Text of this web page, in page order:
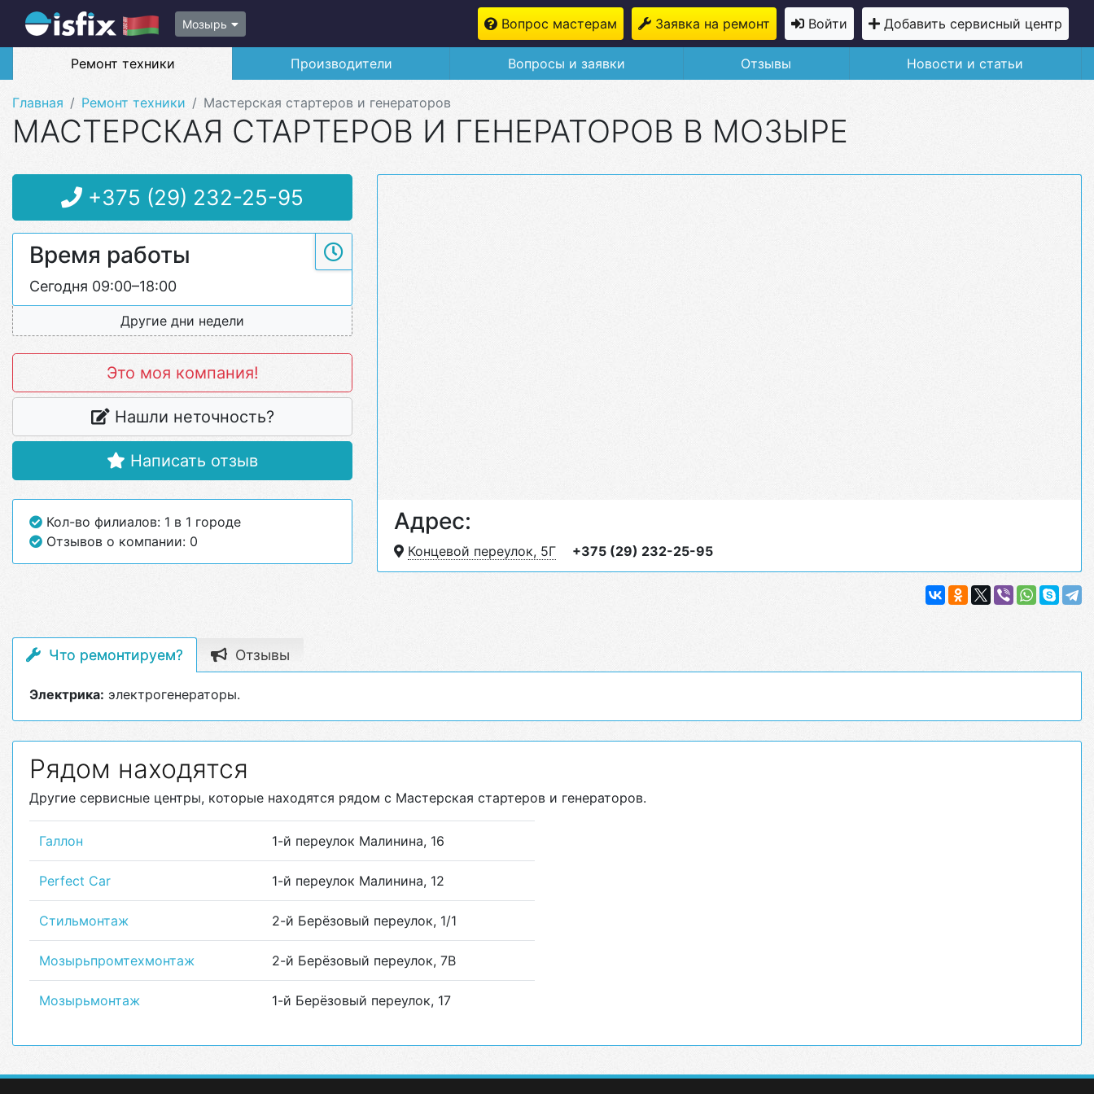
Мозырь Вопрос мастерам Заявка на ремонт Войти Добавить сервисный центр
Ремонт техники Производители Вопросы и заявки Отзывы Новости и статьи
Главная Ремонт техники Мастерская стартеров и генераторов
МАСТЕРСКАЯ СТАРТЕРОВ И ГЕНЕРАТОРОВ В МОЗЫРЕ
+375 (29) 232-25-95
Время работы
Сегодня 09:00–18:00
Другие дни недели
Это моя компания!
Нашли неточность?
Написать отзыв
Кол-во филиалов: 1 в 1 городе
Отзывов о компании: 0
Адрес:
Концевой переулок, 5Г +375 (29) 232-25-95
Что ремонтируем? Отзывы
Электрика: электрогенераторы.
Рядом находятся
Другие сервисные центры, которые находятся рядом с Мастерская стартеров и генераторов.
Галлон 1-й переулок Малинина, 16
Perfect Car 1-й переулок Малинина, 12
Стильмонтаж 2-й Берёзовый переулок, 1/1
Мозырьпромтехмонтаж 2-й Берёзовый переулок, 7В
Мозырьмонтаж 1-й Берёзовый переулок, 17